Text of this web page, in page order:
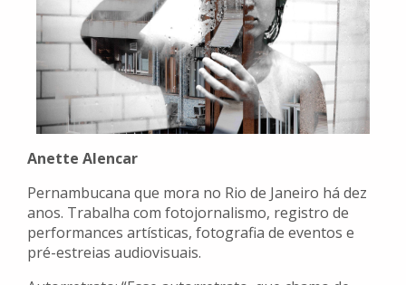
Anette Alencar
Pernambucana que mora no Rio de Janeiro há dez
anos. Trabalha com fotojornalismo, registro de
performances artísticas, fotografia de eventos e
pré-estreias audiovisuais.